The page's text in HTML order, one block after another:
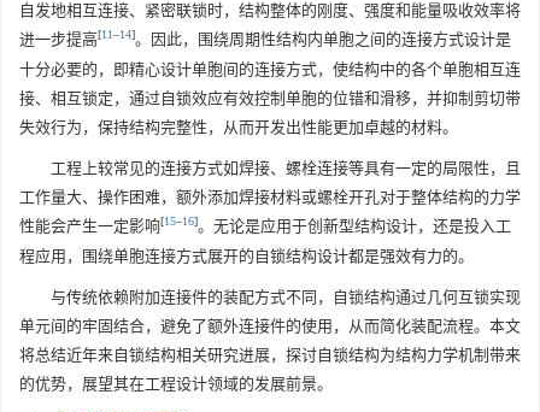
自发地相互连接、紧密联锁时，结构整体的刚度、强度和能量吸收效率将
进一步提高[11–14]。因此，围绕周期性结构内单胞之间的连接方式设计是
十分必要的，即精心设计单胞间的连接方式，使结构中的各个单胞相互连
接、相互锁定，通过自锁效应有效控制单胞的位错和滑移，并抑制剪切带
失效行为，保持结构完整性，从而开发出性能更加卓越的材料。
工程上较常见的连接方式如焊接、螺栓连接等具有一定的局限性，且
工作量大、操作困难，额外添加焊接材料或螺栓开孔对于整体结构的力学
性能会产生一定影响[15–16]。无论是应用于创新型结构设计，还是投入工
程应用，围绕单胞连接方式展开的自锁结构设计都是强效有力的。
与传统依赖附加连接件的装配方式不同，自锁结构通过几何互锁实现
单元间的牢固结合，避免了额外连接件的使用，从而简化装配流程。本文
将总结近年来自锁结构相关研究进展，探讨自锁结构为结构力学机制带来
的优势，展望其在工程设计领域的发展前景。